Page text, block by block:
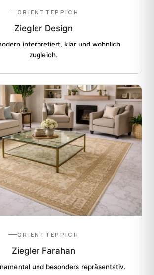
ORIENTTEPPICH
Ziegler Design
interpretiert, klar und wohnlich
zugleich.
ORIENTTEPPICH
Ziegler Farahan
und besonders repräsentativ.